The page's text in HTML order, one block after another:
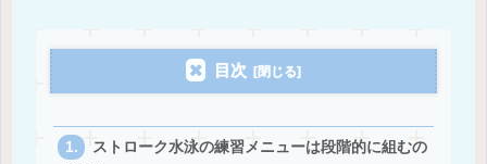
目次
ストローク水泳の練習メニューは段階的に組むの